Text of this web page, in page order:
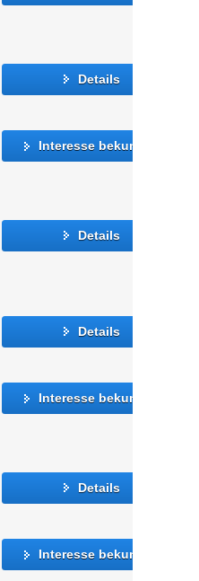
Details
Interesse bekunden
Details
Details
Interesse bekunden
Details
Interesse bekunden